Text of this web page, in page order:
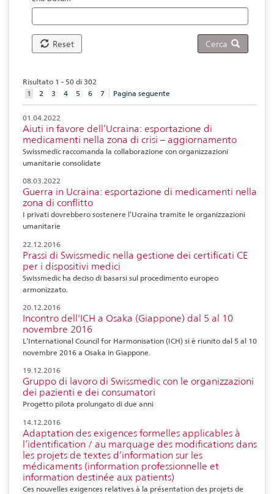
Reset Cerca
Risultato 1 - 50 di 302
1 aktuelles
Element
2 3 4 5 6 7 Pagina seguente
01.04.2022
Aiuti in favore dell’Ucraina: esportazione di
medicamenti nella zona di crisi – aggiornamento
Swissmedic raccomanda la collaborazione con organizzazioni
umanitarie consolidate
08.03.2022
Guerra in Ucraina: esportazione di medicamenti nella
zona di conflitto
I privati dovrebbero sostenere l’Ucraina tramite le organizzazioni
umanitarie
22.12.2016
Prassi di Swissmedic nella gestione dei certificati CE
per i dispositivi medici
Swissmedic ha deciso di basarsi sul procedimento europeo
armonizzato.
20.12.2016
Incontro dell'ICH a Osaka (Giappone) dal 5 al 10
novembre 2016
L’International Council for Harmonisation (ICH) si è riunito dal 5 al 10
novembre 2016 a Osaka in Giappone.
19.12.2016
Gruppo di lavoro di Swissmedic con le organizzazioni
dei pazienti e dei consumatori
Progetto pilota prolungato di due anni
14.12.2016
Adaptation des exigences formelles applicables à
l’identification / au marquage des modifications dans
les projets de textes d’information sur les
médicaments (information professionnelle et
information destinée aux patients)
Ces nouvelles exigences relatives à la présentation des projets de